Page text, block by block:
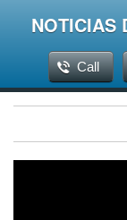
NOTICIAS
Call